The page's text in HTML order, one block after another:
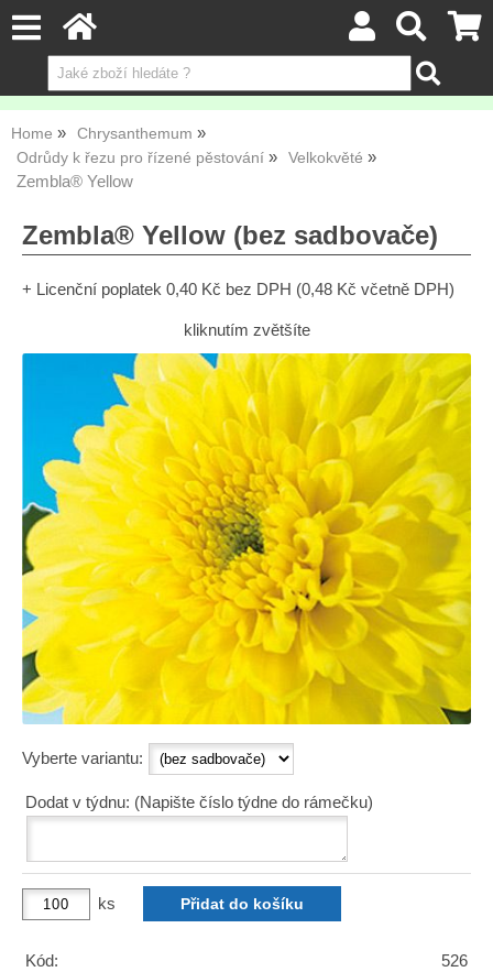
Home
Chrysanthemum
Odrůdy k řezu pro řízené pěstování
Velkokvěté
Zembla® Yellow
Zembla® Yellow (bez sadbovače)
+ Licenční poplatek 0,40 Kč bez DPH (0,48 Kč včetně DPH)
kliknutím zvětšíte
Vyberte variantu:
Dodat v týdnu: (Napište číslo týdne do rámečku)
ks
Kód: 526